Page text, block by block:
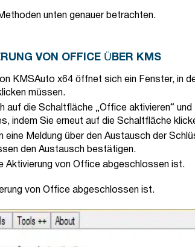
unten genauer betrachten.
VON OFFICE ÜBER KMS
KMSAuto x64 öffnet sich ein Fenster, in
müssen.
auf die Schaltfläche „Office aktivieren“ und
indem Sie erneut auf die Schaltfläche
eine Meldung über den Austausch der
den Austausch bestätigen.
Aktivierung von Office abgeschlossen ist.
von Office abgeschlossen ist.